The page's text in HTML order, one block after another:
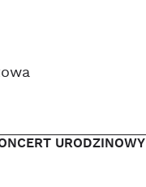
URODZINOWY